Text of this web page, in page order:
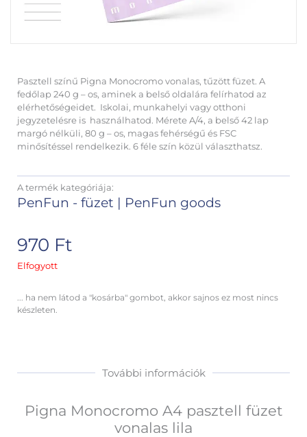
Pasztell színű Pigna Monocromo vonalas, tűzött füzet. A
fedőlap 240 g – os, aminek a belső oldalára felírhatod az
elérhetőségeidet. Iskolai, munkahelyi vagy otthoni
jegyzetelésre is használhatod. Mérete A/4, a belső 42 lap
margó nélküli, 80 g – os, magas fehérségű és FSC
minősítéssel rendelkezik. 6 féle szín közül választhatsz.
A termék kategóriája:
PenFun - füzet | PenFun goods
970 Ft
Elfogyott
... ha nem látod a "kosárba" gombot, akkor sajnos ez most nincs
készleten.
További információk
Pigna Monocromo A4 pasztell füzet
vonalas lila